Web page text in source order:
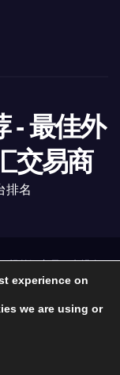
- 最佳外
交易商
排名
规外汇交易平台排名.
教育
监管机构
experience on
we are using or